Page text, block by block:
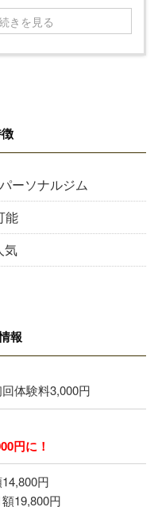
きを見る
ーソナルジム
能
気
報
体験料3,000円
円に！
円
19,800円